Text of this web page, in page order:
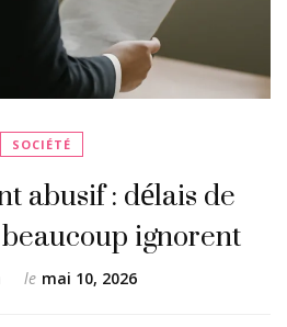
SOCIÉTÉ
abusif : délais de
ignorent
le mai 10, 2026